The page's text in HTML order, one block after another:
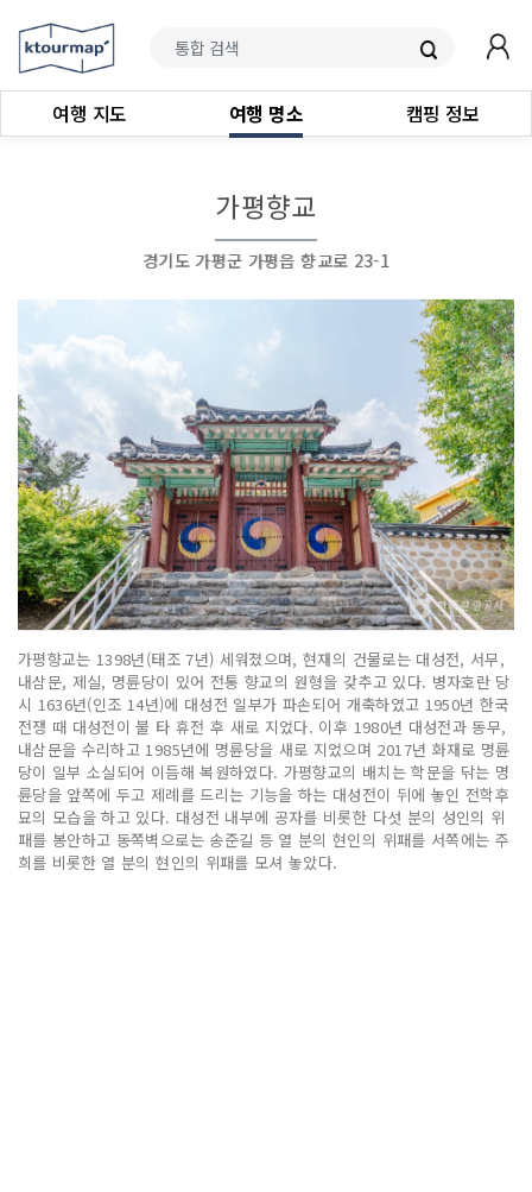
여행 지도 여행 명소 캠핑 정보
가평향교
경기도 가평군 가평읍 향교로 23-1
가평향교는 1398년(태조 7년) 세워졌으며, 현재의 건물로는 대성전, 서무,
내삼문, 제실, 명륜당이 있어 전통 향교의 원형을 갖추고 있다. 병자호란 당
시 1636년(인조 14년)에 대성전 일부가 파손되어 개축하였고 1950년 한국
전쟁 때 대성전이 불 타 휴전 후 새로 지었다. 이후 1980년 대성전과 동무,
내삼문을 수리하고 1985년에 명륜당을 새로 지었으며 2017년 화재로 명륜
당이 일부 소실되어 이듬해 복원하였다. 가평향교의 배치는 학문을 닦는 명
륜당을 앞쪽에 두고 제례를 드리는 기능을 하는 대성전이 뒤에 놓인 전학후
묘의 모습을 하고 있다. 대성전 내부에 공자를 비롯한 다섯 분의 성인의 위
패를 봉안하고 동쪽벽으로는 송준길 등 열 분의 현인의 위패를 서쪽에는 주
희를 비롯한 열 분의 현인의 위패를 모셔 놓았다.